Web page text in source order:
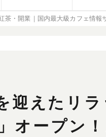
茶・開業｜国内最大級カフェ情報
迎えたリ
オープン